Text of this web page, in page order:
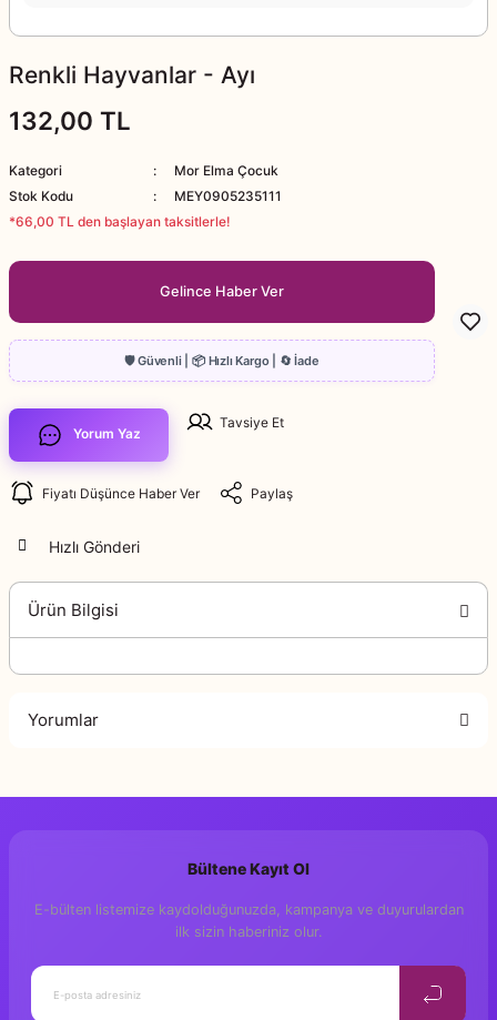
Renkli Hayvanlar - Ayı
132,00 TL
Kategori
Mor Elma Çocuk
Stok Kodu
MEY0905235111
*66,00 TL den başlayan taksitlerle!
Gelince Haber Ver
Yorum Yaz
Tavsiye Et
Fiyatı Düşünce Haber Ver Paylaş
Hızlı Gönderi
Ürün Bilgisi
Yorumlar
Yorum Yaz
Bültene Kayıt Ol
E-bülten listemize kaydolduğunuzda, kampanya ve duyurulardan
ilk sizin haberiniz olur.